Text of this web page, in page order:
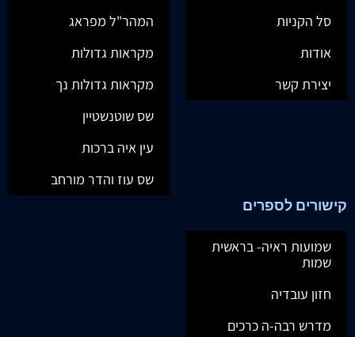
סל הקניות
אודות
יצירת קשר
המהר"ל מפראג
מקראות גדולות
מקראות גדולות נך
שס שוטנשטיין
עין איה ברכות
שס עוז והדר מורחב
קישורים לספרים
שמועות ראיה- בראשית
שמות
חזון עובדיה
מדרש רבה-ה כרכים